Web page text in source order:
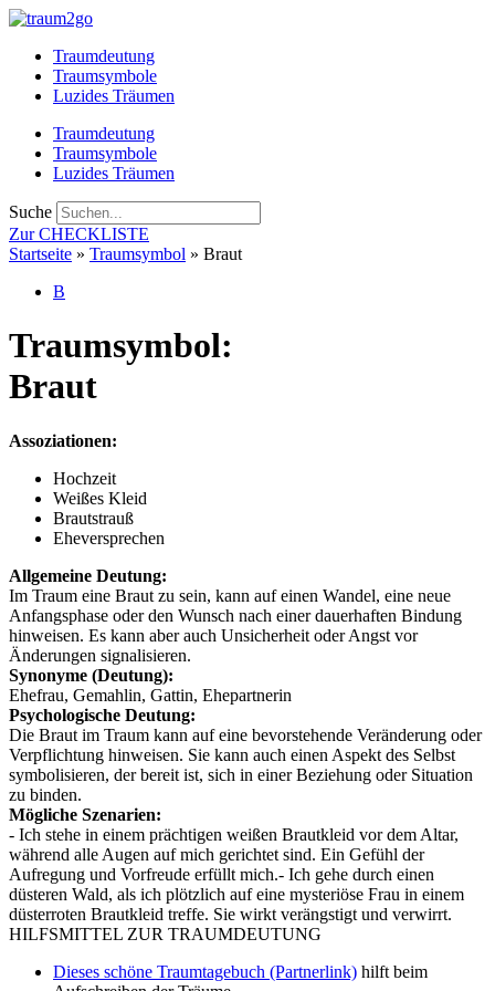
Zum
springenTraumdeutung
Traumsymbole
Luzides Träumen
Traumdeutung
Traumsymbole
Luzides Träumen
Suche
Zur CHECKLISTE
Startseite » Traumsymbol » Braut
B
Traumsymbol:
Braut
Assoziationen:
Hochzeit
Weißes Kleid
Brautstrauß
Eheversprechen
Allgemeine Deutung:
Im Traum eine Braut zu sein, kann auf einen Wandel, eine neue
Anfangsphase oder den Wunsch nach einer dauerhaften Bindung
hinweisen. Es kann aber auch Unsicherheit oder Angst vor
Änderungen signalisieren.
Synonyme (Deutung):
Ehefrau, Gemahlin, Gattin, Ehepartnerin
Psychologische Deutung:
Die Braut im Traum kann auf eine bevorstehende Veränderung oder
Verpflichtung hinweisen. Sie kann auch einen Aspekt des Selbst
symbolisieren, der bereit ist, sich in einer Beziehung oder Situation
zu binden.
Mögliche Szenarien:
- Ich stehe in einem prächtigen weißen Brautkleid vor dem Altar,
während alle Augen auf mich gerichtet sind. Ein Gefühl der
Aufregung und Vorfreude erfüllt mich.- Ich gehe durch einen
düsteren Wald, als ich plötzlich auf eine mysteriöse Frau in einem
düsterroten Brautkleid treffe. Sie wirkt verängstigt und verwirrt.
HILFSMITTEL ZUR TRAUMDEUTUNG
Dieses schöne Traumtagebuch (Partnerlink) hilft beim